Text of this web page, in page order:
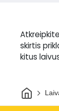
skirtis
kitus
Pradžia